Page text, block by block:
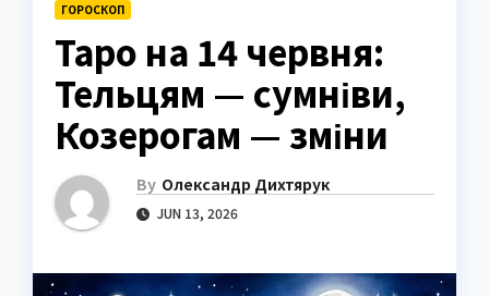
ГОРОСКОП
Таро на 14 червня:
Тельцям — сумніви,
Козерогам — зміни
By Олександр Дихтярук
JUN 13, 2026